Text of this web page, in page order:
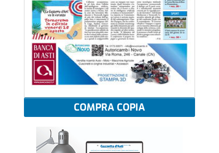
COMPRA COPIA